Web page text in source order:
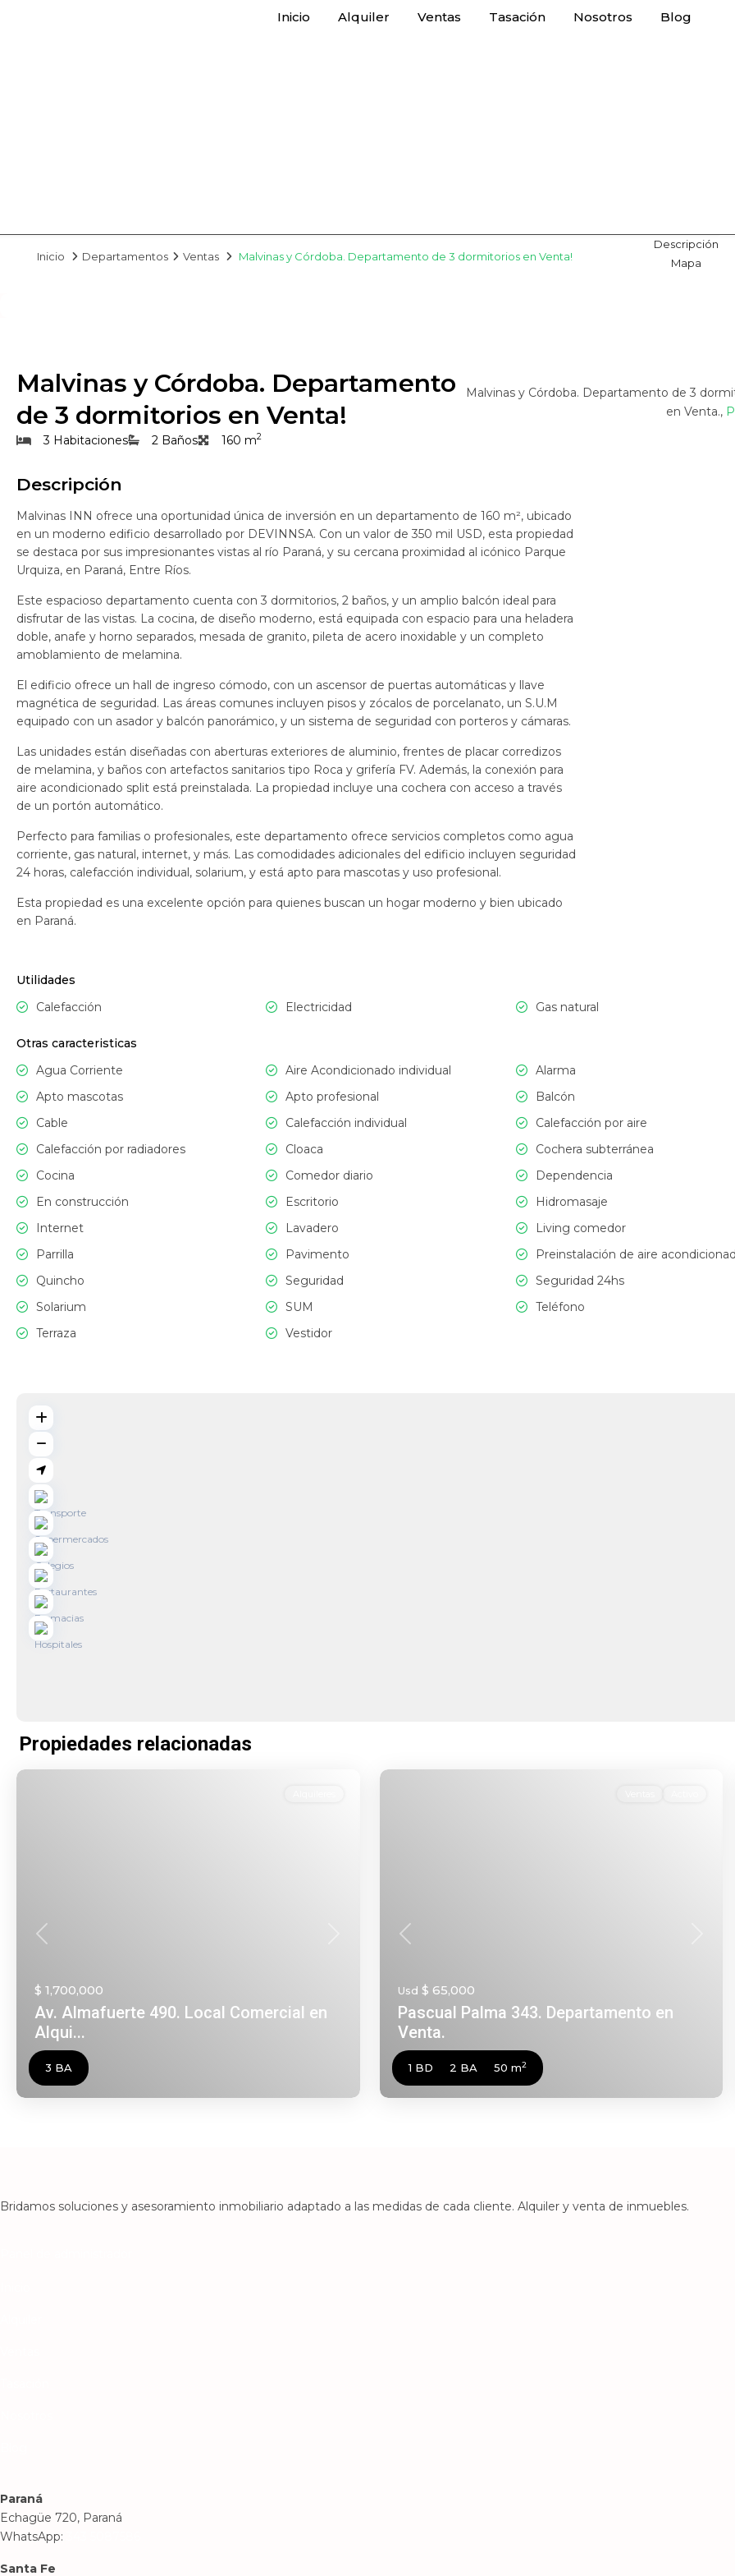
Inicio Alquiler Ventas Tasación Nosotros Blog
Inicio Departamentos Ventas Malvinas y Córdoba. Departamento de 3 dormitorios en Venta!
Descripción
Mapa
Malvinas y Córdoba. Departamento
de 3 dormitorios en Venta!
3 Habitaciones 2 Baños 160 m2
Malvinas y Córdoba. Departamento de 3
en Venta.,
Descripción
Malvinas INN ofrece una oportunidad única de inversión en un departamento de 160 m², ubicado
en un moderno edificio desarrollado por DEVINNSA. Con un valor de 350 mil USD, esta propiedad
se destaca por sus impresionantes vistas al río Paraná, y su cercana proximidad al icónico Parque
Urquiza, en Paraná, Entre Ríos.
Este espacioso departamento cuenta con 3 dormitorios, 2 baños, y un amplio balcón ideal para
disfrutar de las vistas. La cocina, de diseño moderno, está equipada con espacio para una heladera
doble, anafe y horno separados, mesada de granito, pileta de acero inoxidable y un completo
amoblamiento de melamina.
El edificio ofrece un hall de ingreso cómodo, con un ascensor de puertas automáticas y llave
magnética de seguridad. Las áreas comunes incluyen pisos y zócalos de porcelanato, un S.U.M
equipado con un asador y balcón panorámico, y un sistema de seguridad con porteros y cámaras.
Las unidades están diseñadas con aberturas exteriores de aluminio, frentes de placar corredizos
de melamina, y baños con artefactos sanitarios tipo Roca y grifería FV. Además, la conexión para
aire acondicionado split está preinstalada. La propiedad incluye una cochera con acceso a través
de un portón automático.
Perfecto para familias o profesionales, este departamento ofrece servicios completos como agua
corriente, gas natural, internet, y más. Las comodidades adicionales del edificio incluyen seguridad
24 horas, calefacción individual, solarium, y está apto para mascotas y uso profesional.
Esta propiedad es una excelente opción para quienes buscan un hogar moderno y bien ubicado
en Paraná.
Utilidades
Calefacción
Electricidad Gas natural
Otras caracteristicas
Agua Corriente
Aire Acondicionado individual
Alarma
Apto mascotas
Apto profesional
Balcón
Cable
Calefacción individual
Calefacción por aire
Calefacción por radiadores
Cloaca
Cochera subterránea
Cocina
Comedor diario
Dependencia
En construcción
Escritorio
Hidromasaje
Internet
Lavadero
Living comedor
Parrilla
Pavimento
Preinstalación de aire
Quincho
Seguridad
Seguridad 24hs
Solarium
SUM
Teléfono
Terraza
Vestidor
Propiedades relacionadas
Anterior
$ 1,700,000
Av. Almafuerte 490. Local Comercial en
Alqui...
3 BA
Anterior
Usd $ 65,000
Pascual Palma 343. Departamento en
Venta.
1 BD 2 BA 50 m2
Bridamos soluciones y asesoramiento inmobiliario adaptado a las medidas de cada cliente. Alquiler y venta de inmuebles.
Paraná
Echagüe 720, Paraná
WhatsApp:
Santa Fe